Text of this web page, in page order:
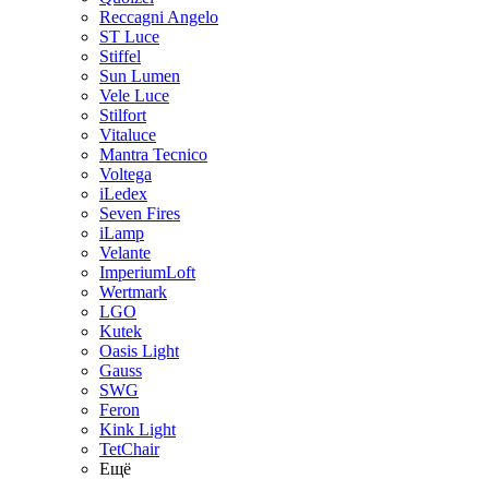
Reccagni Angelo
ST Luce
Stiffel
Sun Lumen
Vele Luce
Stilfort
Vitaluce
Mantra Tecnico
Voltega
iLedex
Seven Fires
iLamp
Velante
ImperiumLoft
Wertmark
LGO
Kutek
Oasis Light
Gauss
SWG
Feron
Kink Light
TetСhair
Ещё